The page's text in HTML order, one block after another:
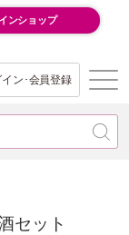
ンショップ
イン･会員登録
セット